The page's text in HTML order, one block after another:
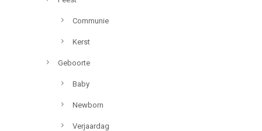
Communie
Kerst
Geboorte
Baby
Newborn
Verjaardag